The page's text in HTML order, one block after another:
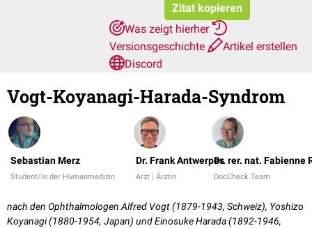
Zitat kopieren
Was zeigt hierher
Versionsgeschichte
Artikel erstellen
Discord
Vogt-Koyanagi-Harada-Syndrom
Sebastian Merz
Student/in der Humanmedizin
Dr. Frank Antwerpes
Arzt | Ärztin
Dr. rer. nat. Fabienne
DocCheck Team
nach den Ophthalmologen Alfred Vogt (1879-1943, Schweiz), Yoshizo
Koyanagi (1880-1954, Japan) und Einosuke Harada (1892-1946,